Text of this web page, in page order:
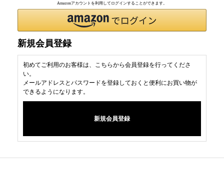
Amazonアカウントを利用してログインすることができます。
新規会員登録
初めてご利用のお客様は、こちらから会員登録を行ってくださ
い。
メールアドレスとパスワードを登録しておくと便利にお買い物が
できるようになります。